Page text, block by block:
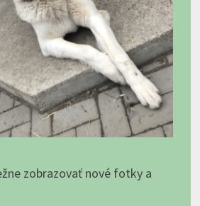
zobrazovať nové fotky a